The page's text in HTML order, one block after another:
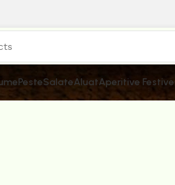
PesteSalateAluatAperitive Festive